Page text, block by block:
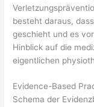
besteht daraus,
geschieht und es
Hinblick auf die
eigentlichen
Evidence-Based
Schema der